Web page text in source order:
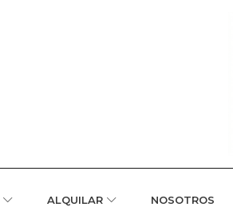
ALQUILAR NOSOTROS